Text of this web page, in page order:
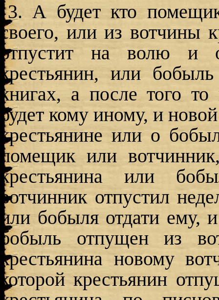
3. А будет кто
своего, или из вотчины
отпустит на волю и
крестьянин, или
книгах, а после того
будет кому иному, и
крестьянине или о
помещик или
крестьянина или
вотчинник отпустил
или бобыля отдати ему,
бобыль отпущен из
крестьянина новому
которой крестьянин